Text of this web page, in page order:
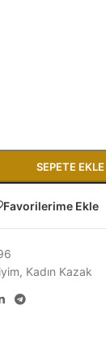
SEPETE EKLE
Favorilerime Ekle
, Kadın Kazak